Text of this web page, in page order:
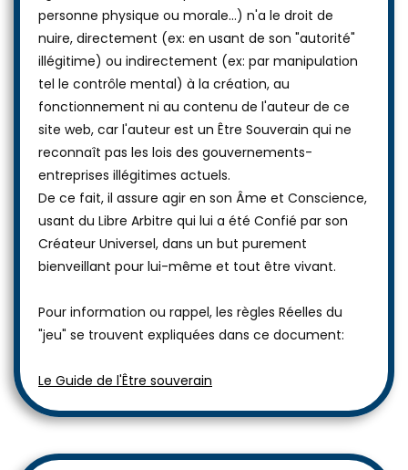
personne physique ou morale...) n'a le droit de
nuire, directement (ex: en usant de son "autorité"
illégitime) ou indirectement (ex: par manipulation
tel le contrôle mental) à la création, au
fonctionnement ni au contenu de l'auteur de ce
site web, car l'auteur est un Être Souverain qui ne
reconnaît pas les lois des gouvernements-
entreprises illégitimes actuels.
De ce fait, il assure agir en son Âme et Conscience,
usant du Libre Arbitre qui lui a été Confié par son
Créateur Universel, dans un but purement
bienveillant pour lui-même et tout être vivant.
Pour information ou rappel, les règles Réelles du
"jeu" se trouvent expliquées dans ce document:
Le Guide de l'Être souverain